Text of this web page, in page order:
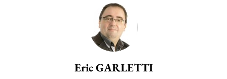
Eric GARLETTI